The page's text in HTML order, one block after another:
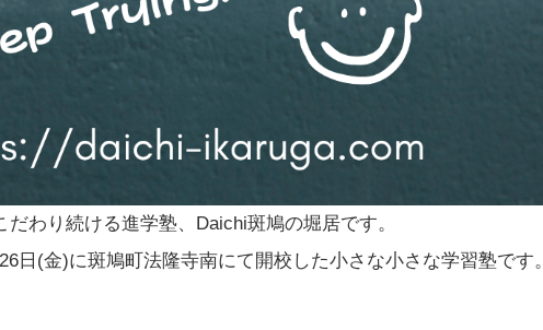
わり続ける進学塾、Daichi斑鳩の堀居です。
日(金)に斑鳩町法隆寺南にて開校した小さな小さな学習塾です。